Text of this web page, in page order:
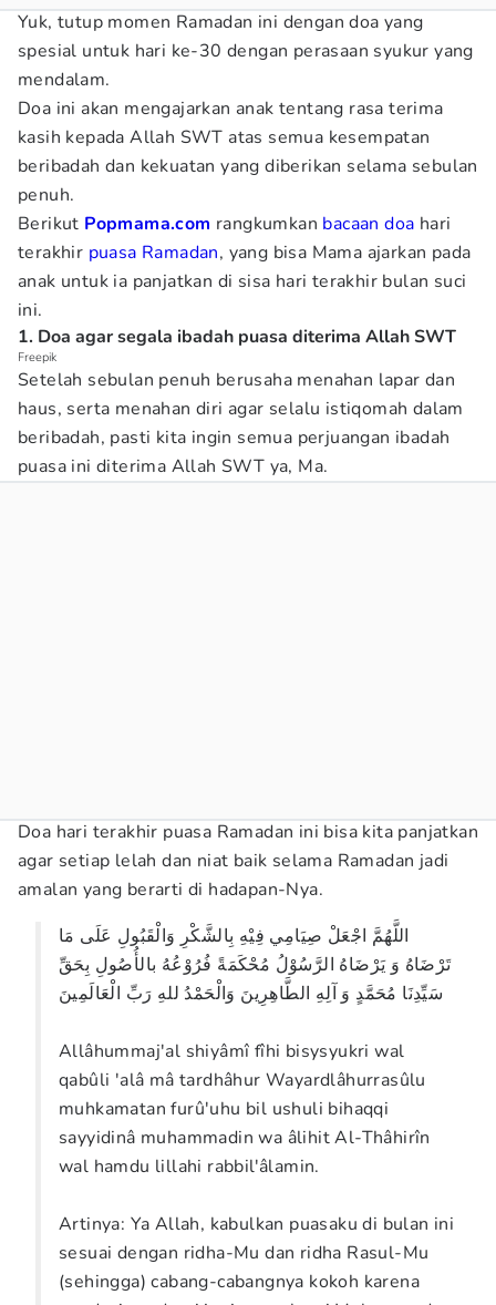
Yuk, tutup momen Ramadan ini dengan doa yang
spesial untuk hari ke-30 dengan perasaan syukur yang
mendalam.
Doa ini akan mengajarkan anak tentang rasa terima
kasih kepada Allah SWT atas semua kesempatan
beribadah dan kekuatan yang diberikan selama sebulan
penuh.
Berikut Popmama.com rangkumkan bacaan doa hari
terakhir puasa Ramadan, yang bisa Mama ajarkan pada
anak untuk ia panjatkan di sisa hari terakhir bulan suci
ini.
1. Doa agar segala ibadah puasa diterima Allah SWT
Freepik
Setelah sebulan penuh berusaha menahan lapar dan
haus, serta menahan diri agar selalu istiqomah dalam
beribadah, pasti kita ingin semua perjuangan ibadah
puasa ini diterima Allah SWT ya, Ma.
Doa hari terakhir puasa Ramadan ini bisa kita panjatkan
agar setiap lelah dan niat baik selama Ramadan jadi
amalan yang berarti di hadapan-Nya.
اللَّهُمَّ اجْعَلْ صِيَامِي فِيْهِ بِالشَّكْرِ وَالْقَبُولِ عَلَى مَا
تَرْضَاهُ وَ يَرْضَاهُ الرَّسُوْلُ مُحْكَمَةً فُرُوْعُهُ بالأُصُولِ بِحَقِّ
سَيِّدِنَا مُحَمَّدٍ وَ آلِهِ الطَّاهِرِينَ وَالْحَمْدُ للهِ رَبِّ الْعَالَمِينَ
Allâhummaj'al shiyâmî fîhi bisysyukri wal
qabûli 'alâ mâ tardhâhur Wayardlâhurrasûlu
muhkamatan furû'uhu bil ushuli bihaqqi
sayyidinâ muhammadin wa âlihit Al-Thâhirîn
wal hamdu lillahi rabbil'âlamin.
Artinya: Ya Allah, kabulkan puasaku di bulan ini
sesuai dengan ridha-Mu dan ridha Rasul-Mu
(sehingga) cabang-cabangnya kokoh karena